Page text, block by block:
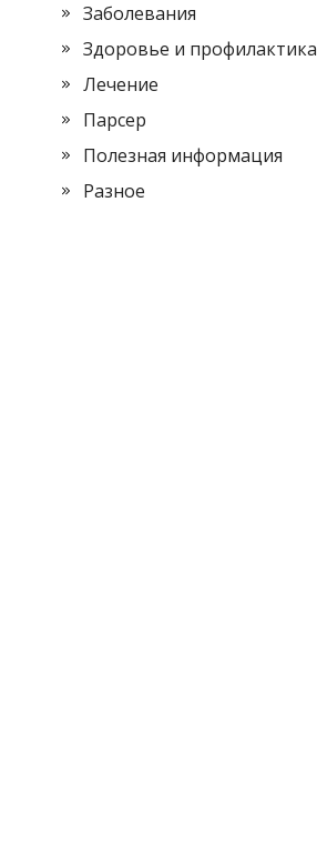
Заболевания
Здоровье и профилактика
Лечение
Парсер
Полезная информация
Разное